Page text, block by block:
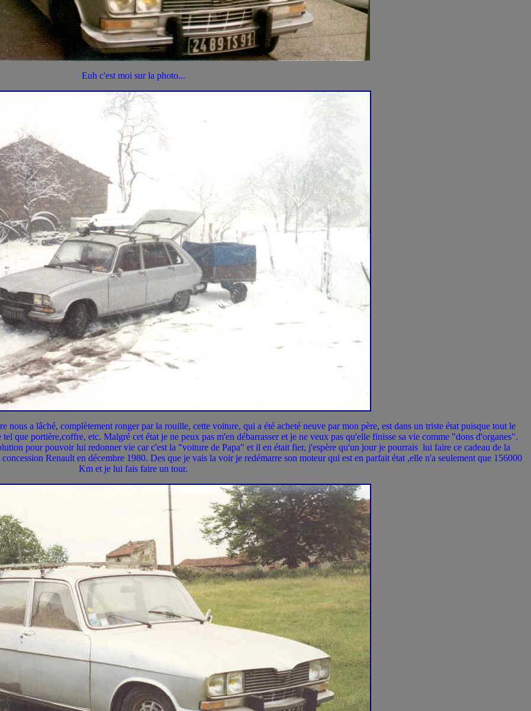
Euh c'est moi sur la photo...
nous a lâché, complètement ronger par la rouille, cette voiture, qui a été acheté neuve par mon père, est dans un triste état puisque tout le
que portière,coffre, etc. Malgré cet état je ne peux pas m'en débarrasser et je ne veux pas qu'elle finisse sa vie comme "dons d'organes".
pour pouvoir lui redonner vie car c'est la "voiture de Papa" et il en était fier, j'espère qu'un jour je pourrais lui faire ce cadeau de la
Renault en décembre 1980. Des que je vais la voir je redémarre son moteur qui est en parfait état ,elle n'a seulement que 156000
Km et je lui fais faire un tour.